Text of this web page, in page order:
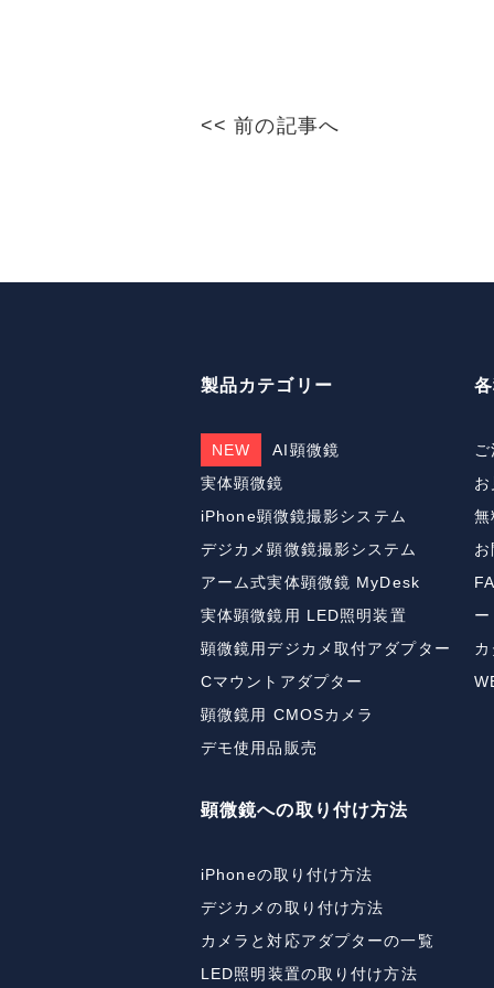
o
<< 前の記事へ
製品カテゴリー
NEW
AI顕微鏡
実体顕微鏡
iPhone顕微鏡撮影システム
デジカメ顕微鏡撮影システム
アーム式実体顕微鏡 MyDesk
実体顕微鏡用 LED照明装置
顕微鏡用デジカメ取付アダプター
Cマウントアダプター
顕微鏡用 CMOSカメラ
デモ使用品販売
顕微鏡への取り付け方法
iPhoneの取り付け方法
デジカメの取り付け方法
カメラと対応アダプターの一覧
LED照明装置の取り付け方法
無
ー